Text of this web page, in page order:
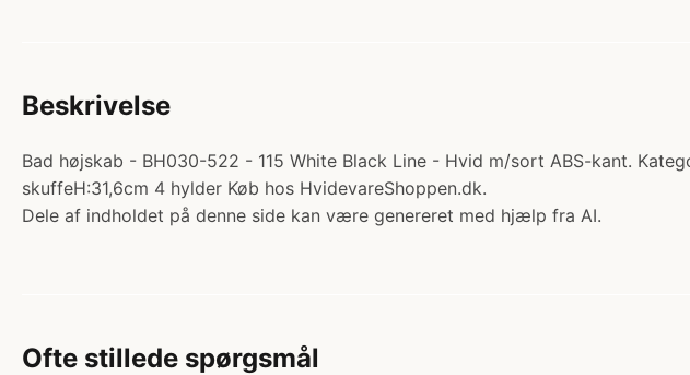
Beskrivelse
Bad højskab - BH030-522 - 115 White Black Line - Hvid m/sort ABS-kant.
skuffeH:31,6cm 4 hylder Køb hos HvidevareShoppen.dk.
Dele af indholdet på denne side kan være genereret med hjælp fra AI.
Ofte stillede spørgsmål